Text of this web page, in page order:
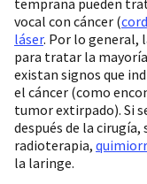
vocal con cáncer (
láser. Por lo general,
para tratar la
existan signos que
el cáncer (como
tumor extirpado). Si
después de la
radioterapia,
la laringe.